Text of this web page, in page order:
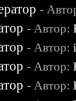
-
- Автор:
- Автор:
- Автор:
- Автор: